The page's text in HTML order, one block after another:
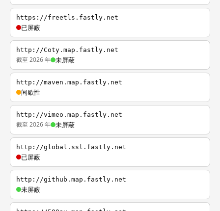
https://freetls.fastly.net
已屏蔽
http://Coty.map.fastly.net
截至 2026 年 未屏蔽
http://maven.map.fastly.net
间歇性
http://vimeo.map.fastly.net
截至 2026 年 未屏蔽
http://global.ssl.fastly.net
已屏蔽
http://github.map.fastly.net
未屏蔽